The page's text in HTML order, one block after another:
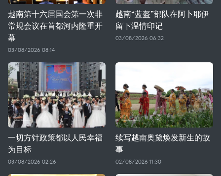
越南第十六届国会第一次非
常规会议在首都河内隆重开
幕
03/08/2026 08:14
越南“蓝盔”部队在阿卜耶伊
留下温情印记
03/08/2026 06:32
一切方针政策都以人民幸福
为目标
03/08/2026 02:26
续写越南奥黛焕发新生的故
事
02/08/2026 11:30